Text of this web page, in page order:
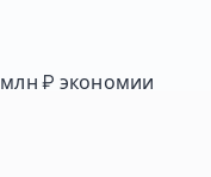
млн ₽ экономии